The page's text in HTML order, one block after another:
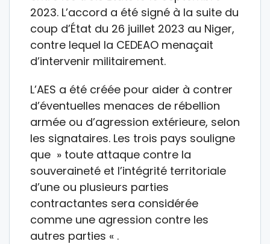
2023. L’accord a été signé à la suite du
coup d’État du 26 juillet 2023 au Niger,
contre lequel la CEDEAO menaçait
d’intervenir militairement.
L’AES a été créée pour aider à contrer
d’éventuelles menaces de rébellion
armée ou d’agression extérieure, selon
les signataires. Les trois pays souligne
que » toute attaque contre la
souveraineté et l’intégrité territoriale
d’une ou plusieurs parties
contractantes sera considérée
comme une agression contre les
autres parties « .